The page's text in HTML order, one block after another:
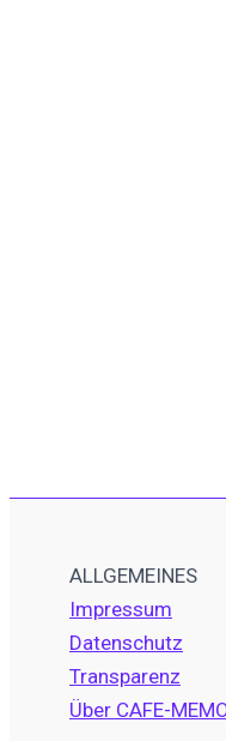
ALLGEMEINES
Impressum
Datenschutz
Transparenz
Über CAFE-